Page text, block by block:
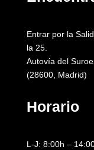
Entrar por la
la 25.
Autovía del
(28600, Madrid)
Horario
L-J: 8:00h –